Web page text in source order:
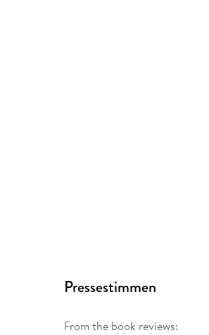
Pressestimmen
From the book reviews: